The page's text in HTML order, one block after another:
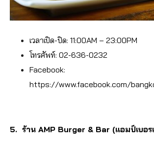
เวลาเปิด-ปิด: 11:00AM – 23:00PM
โทรศัพท์: 02-636-0232
Facebook:
https://www.facebook.com/
5. ร้าน AMP Burger & Bar (แอมป์เบอร